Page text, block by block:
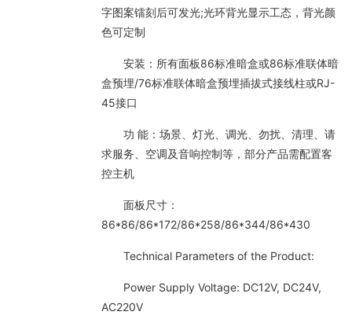
字图案镭刻后可发光;光环背光显示工态，背光颜
色可定制
安装：所有面板86标准暗盒或86标准联体暗
盒预埋/76标准联体暗盒预埋插拔式接线柱或RJ-
45接口
功 能：场景、灯光、调光、勿扰、清理、请
求服务、空调及音响控制等，部分产品需配置客
控主机
面板尺寸：
86*86/86*172/86*258/86*344/86*430
Technical Parameters of the Product:
Power Supply Voltage: DC12V, DC24V,
AC220V